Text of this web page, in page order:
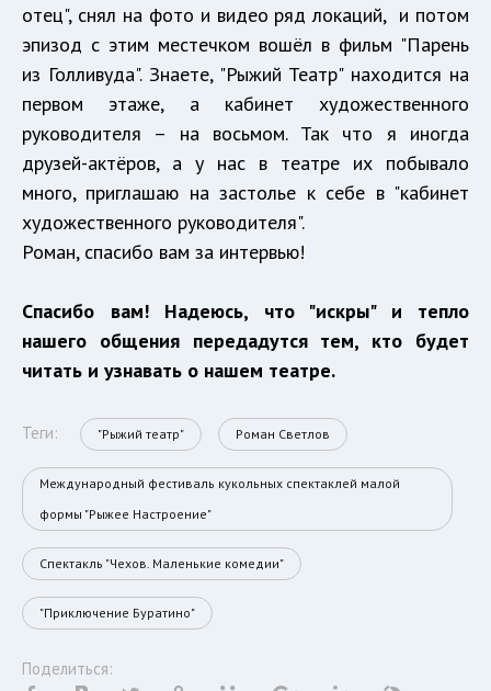
отец", снял на фото и видео ряд локаций, и потом
эпизод с этим местечком вошёл в фильм "Парень
из Голливуда". Знаете, "Рыжий Театр" находится на
первом этаже, а кабинет художественного
руководителя – на восьмом. Так что я иногда
друзей-актёров, а у нас в театре их побывало
много, приглашаю на застолье к себе в "кабинет
художественного руководителя".
Роман, спасибо вам за интервью!
Спасибо вам! Надеюсь, что "искры" и тепло
нашего общения передадутся тем, кто будет
читать и узнавать о нашем театре.
Теги: "Рыжий театр" Роман Светлов
Международный фестиваль кукольных спектаклей малой
формы "Рыжее Настроение"
Спектакль "Чехов. Маленькие комедии"
"Приключение Буратино"
Поделиться: